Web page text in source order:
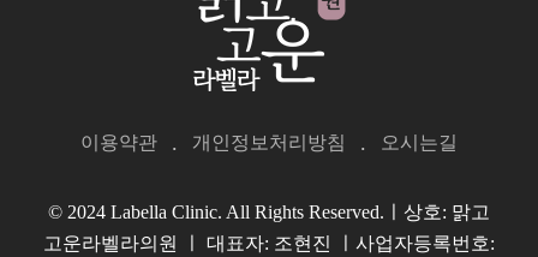
이용약관 개인정보처리방침 오시는길
© 2024 Labella Clinic. All Rights Reserved.ㅣ상호: 맑고
고운라벨라의원 ㅣ 대표자: 조현진 ㅣ사업자등록번호: